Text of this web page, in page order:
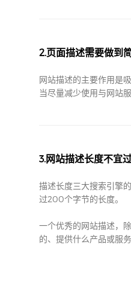
2.页面描述需要做到
网站描述的主要作用是
当尽量减少使用与网站
3.网站描述长度不宜
描述长度三大搜索引擎
过200个字节的长度。
一个优秀的网站描述，
的、提供什么产品或服务